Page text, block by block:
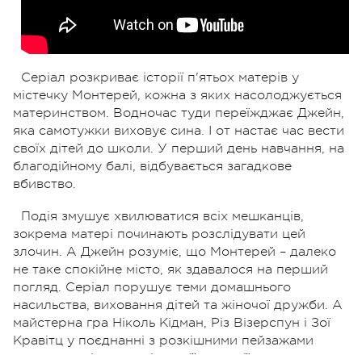
Серіал розкриває історії п'ятьох матерів у
містечку Монтерей, кожна з яких насолоджується
материнством. Водночас туди переїжджає Джейн,
яка самотужки виховує сина. І от настає час вести
своїх дітей до школи. У перший день навчання, на
благодійному балі, відбувається загадкове
вбивство.
Подія змушує хвилюватися всіх мешканців,
зокрема матері починають розслідувати цей
злочин. А Джейн розуміє, що Монтерей – далеко
не таке спокійне місто, як здавалося на перший
погляд. Серіал порушує теми домашнього
насильства, виховання дітей та жіночої дружби. А
майстерна гра Ніколь Кідман, Різ Візерспун і Зої
Кравітц у поєднанні з розкішними пейзажами